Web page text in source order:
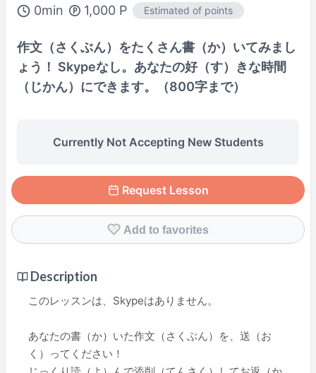
0min 1,000 P Estimated of points
作文（さくぶん）をたくさん書（か）いてみまし
ょう！ Skypeなし。あなたの好（す）きな時間
（じかん）にできます。（800字まで）
Currently Not Accepting New Students
Request Lesson
Add to favorites
Description
このレッスンは、Skypeはありません。
あなたの書（か）いた作文（さくぶん）を、送（お
く）ってください！